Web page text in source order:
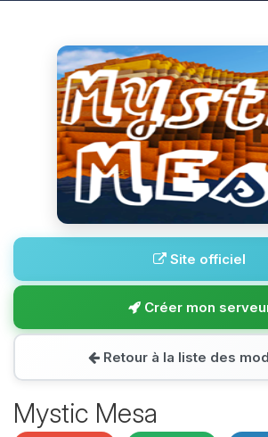
Site officiel
Créer mon
Retour à la liste des
Mystic Mesa